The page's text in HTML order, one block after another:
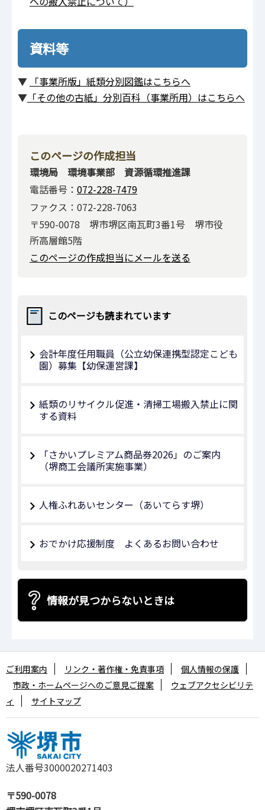
資料等
▼ 「事業所版」紙類分別図鑑はこちらへ
▼ 「その他の古紙」分別百科（事業所用）はこちらへ
このページの作成担当
環境局 環境事業部 資源循環推進課
電話番号： 072-228-7479
ファクス：072-228-7063
〒590-0078 堺市堺区南瓦町3番1号 堺市役
所高層館5階
このページの作成担当にメールを送る
このページも読まれています
会計年度任用職員（公立幼保連携型認定こども
園）募集【幼保運営課】
紙類のリサイクル促進・清掃工場搬入禁止に関
する資料
「さかいプレミアム商品券2026」のご案内
（堺商工会議所実施事業）
人権ふれあいセンター（あいてらす堺）
おでかけ応援制度 よくあるお問い合わせ
情報が見つからないときは
法人番号3000020271403
〒590-0078
ご利用案内 リンク・著作権・免責事項
個人情報の保護
市政・ホームページへのご意見ご提案
ウェブアクセシビリテ
ィ
サイトマップ